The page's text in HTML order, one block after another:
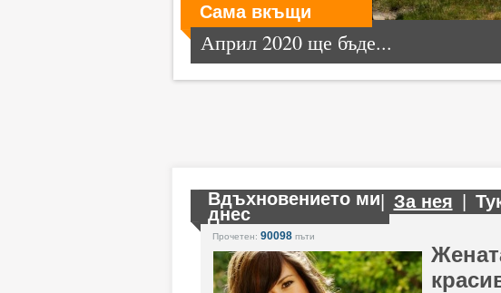
Сама вкъщи
Април 2020 ще бъде...
Вдъхновението ми
днес
За нея
Прочетен: 90098пъти